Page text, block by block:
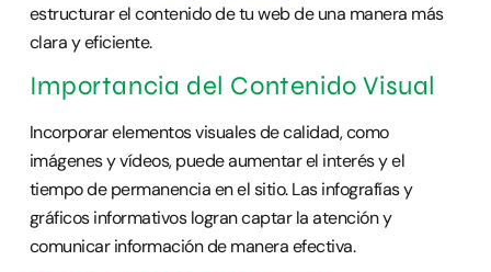
estructurar el contenido de tu web de una manera más
clara y eficiente.
Importancia del Contenido Visual
Incorporar elementos visuales de calidad, como
imágenes y vídeos, puede aumentar el interés y el
tiempo de permanencia en el sitio. Las infografías y
gráficos informativos logran captar la atención y
comunicar información de manera efectiva.